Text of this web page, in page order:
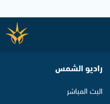
راديو الشمس
البث المباشر